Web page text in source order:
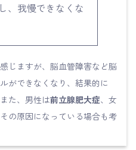
、我慢できなくな
じますが、脳血管障害など脳
ができなくなり、結果的に
た、男性は前立腺肥大症、女
の原因になっている場合も考